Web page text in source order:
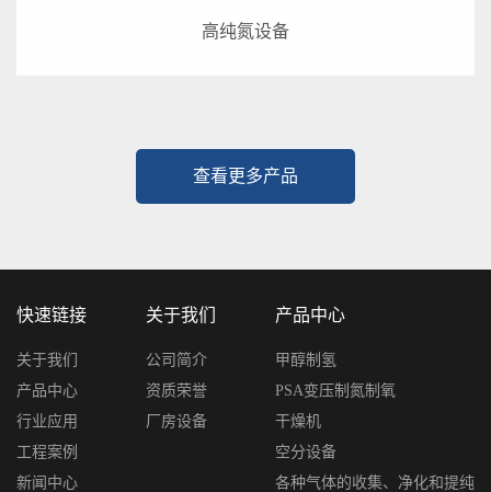
高纯氮设备
查看更多产品
快速链接
关于我们
产品中心
行业应用
工程案例
新闻中心
关于我们
公司简介
资质荣誉
厂房设备
产品中心
甲醇制氢
PSA变压制氮制氧
干燥机
空分设备
各种气体的收集、净化和提纯